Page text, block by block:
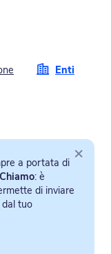
Enti
a portata di
: è
di inviare
tuo
×